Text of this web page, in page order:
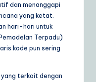
dan menanggapi
yang ketat.
hari-hari untuk
Terpadu)
kode pun sering
terkait dengan